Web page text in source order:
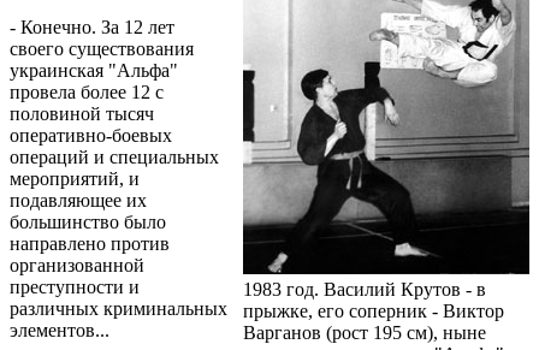
1983 год. Василий Крутов - в
прыжке, его соперник - Виктор
Варганов (рост 195 см), ныне
- Конечно. За 12 лет
своего существования
украинская "Альфа"
провела более 12 с
половиной тысяч
оперативно-боевых
операций и специальных
мероприятий, и
подавляющее их
большинство было
направлено против
организованной
преступности и
различных криминальных
элементов...